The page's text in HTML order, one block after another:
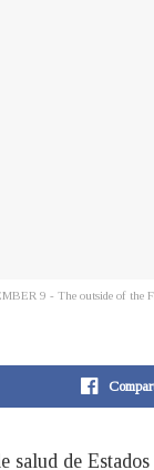
9 - The outside of the
salud de